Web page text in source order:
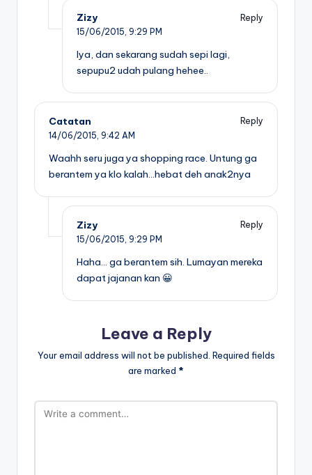
Zizy
Reply
15/06/2015, 9:29 PM
Iya, dan sekarang sudah sepi lagi,
sepupu2 udah pulang hehee..
Catatan
Reply
14/06/2015, 9:42 AM
Waahh seru juga ya shopping race. Untung ga
berantem ya klo kalah…hebat deh anak2nya
Zizy
Reply
15/06/2015, 9:29 PM
Haha… ga berantem sih. Lumayan mereka
dapat jajanan kan 😀
Leave a Reply
Your email address will not be published. Required fields
are marked *